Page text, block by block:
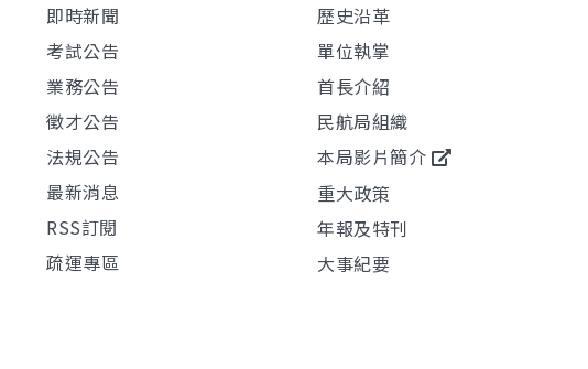
即時新聞
考試公告
業務公告
徵才公告
法規公告
最新消息
RSS訂閱
疏運專區
歷史沿革
單位執掌
首長介紹
民航局組織
本局影片簡介
重大政策
年報及特刊
大事紀要